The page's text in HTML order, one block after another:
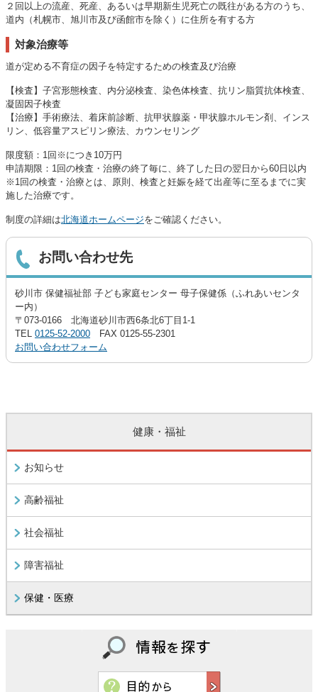
２回以上の流産、死産、あるいは早期新生児死亡の既往がある方のうち、
道内（札幌市、旭川市及び函館市を除く）に住所を有する方
対象治療等
道が定める不育症の因子を特定するための検査及び治療
【検査】子宮形態検査、内分泌検査、染色体検査、抗リン脂質抗体検査、
凝固因子検査
【治療】手術療法、着床前診断、抗甲状腺薬・甲状腺ホルモン剤、インス
リン、低容量アスピリン療法、カウンセリング
限度額：1回※につき10万円
申請期限：1回の検査・治療の終了毎に、終了した日の翌日から60日以内
※1回の検査・治療とは、原則、検査と妊娠を経て出産等に至るまでに実
施した治療です。
制度の詳細は北海道ホームページをご確認ください。
お問い合わせ先
砂川市 保健福祉部 子ども家庭センター 母子保健係（ふれあいセンタ
ー内）
〒073-0166 北海道砂川市西6条北6丁目1-1
TEL 0125-52-2000 FAX 0125-55-2301
お問い合わせフォーム
健康・福祉
お知らせ
高齢福祉
社会福祉
障害福祉
保健・医療